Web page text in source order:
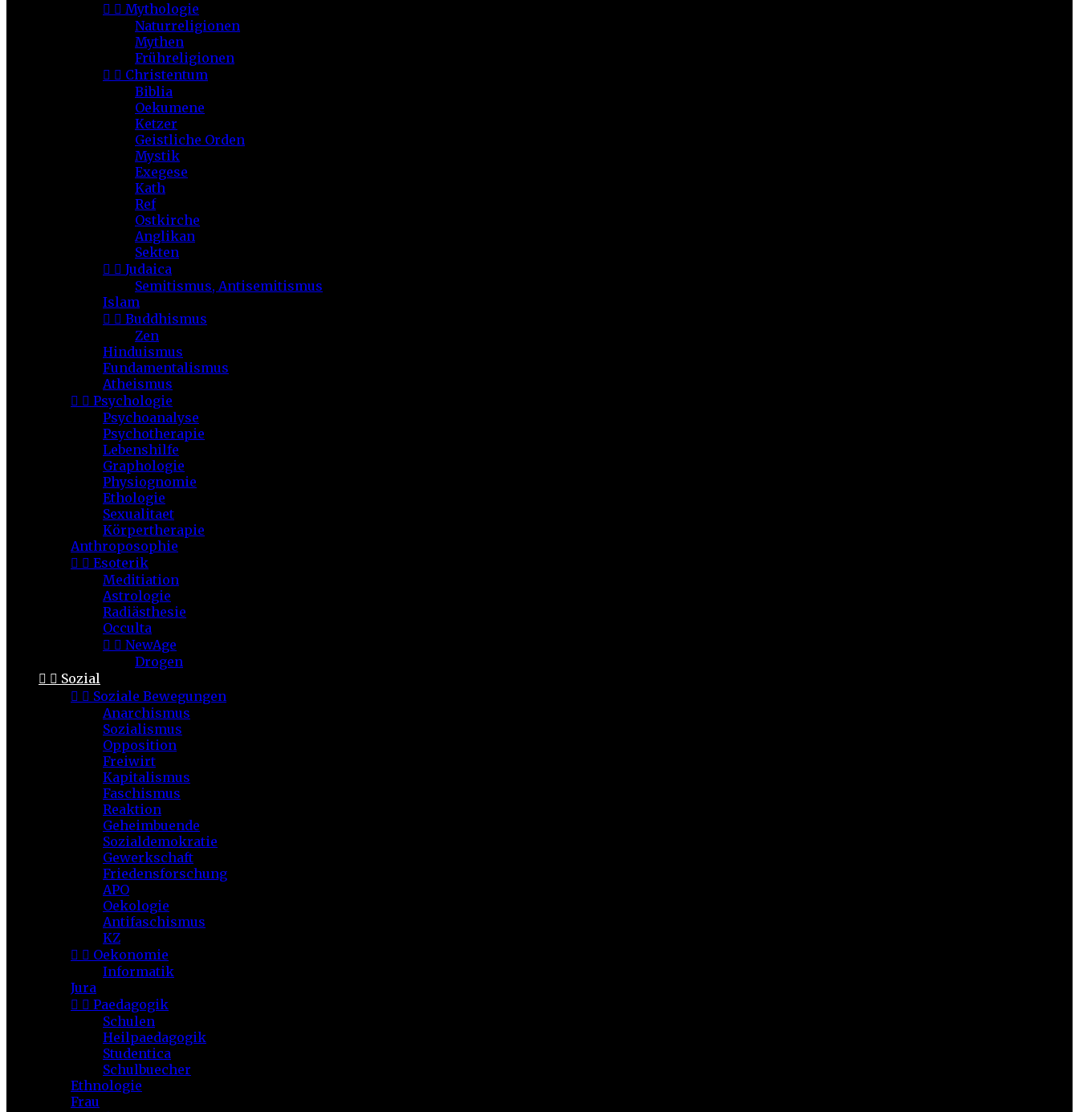
  Mythologie
Naturreligionen
Mythen
Frühreligionen
  Christentum
Biblia
Oekumene
Ketzer
Geistliche Orden
Mystik
Exegese
Kath
Ref
Ostkirche
Anglikan
Sekten
  Judaica
Semitismus, Antisemitismus
Islam
  Buddhismus
Zen
Hinduismus
Fundamentalismus
Atheismus
  Psychologie
Psychoanalyse
Psychotherapie
Lebenshilfe
Graphologie
Physiognomie
Ethologie
Sexualitaet
Körpertherapie
Anthroposophie
  Esoterik
Meditiation
Astrologie
Radiästhesie
Occulta
  NewAge
Drogen
  Sozial
  Soziale Bewegungen
Anarchismus
Sozialismus
Opposition
Freiwirt
Kapitalismus
Faschismus
Reaktion
Geheimbuende
Sozialdemokratie
Gewerkschaft
Friedensforschung
APO
Oekologie
Antifaschismus
KZ
  Oekonomie
Informatik
Jura
  Paedagogik
Schulen
Heilpaedagogik
Studentica
Schulbuecher
Ethnologie
Frau